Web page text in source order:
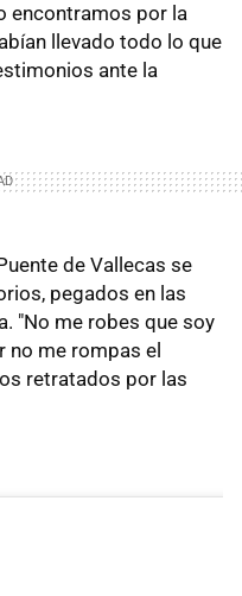
encontramos por la
llevado todo lo que
ante la
de Vallecas se
pegados en las
"No me robes que soy
no me rompas el
retratados por las